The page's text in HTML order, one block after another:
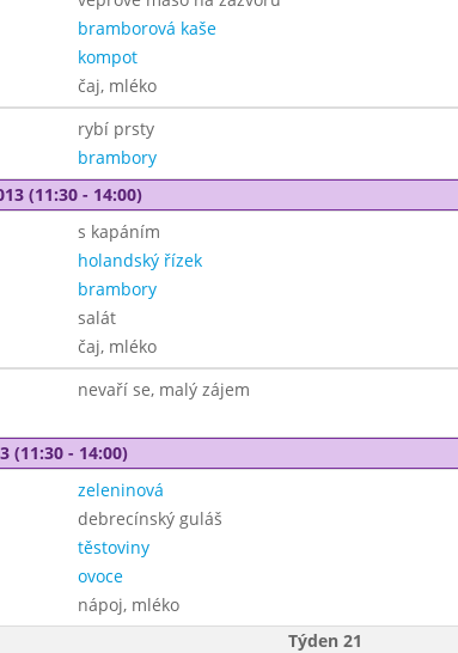
bramborová kaše
kompot
čaj, mléko
rybí prsty
brambory
(11:30 - 14:00)
s kapáním
holandský řízek
brambory
salát
čaj, mléko
nevaří se, malý zájem
(11:30 - 14:00)
zeleninová
debrecínský guláš
těstoviny
ovoce
nápoj, mléko
Týden 21